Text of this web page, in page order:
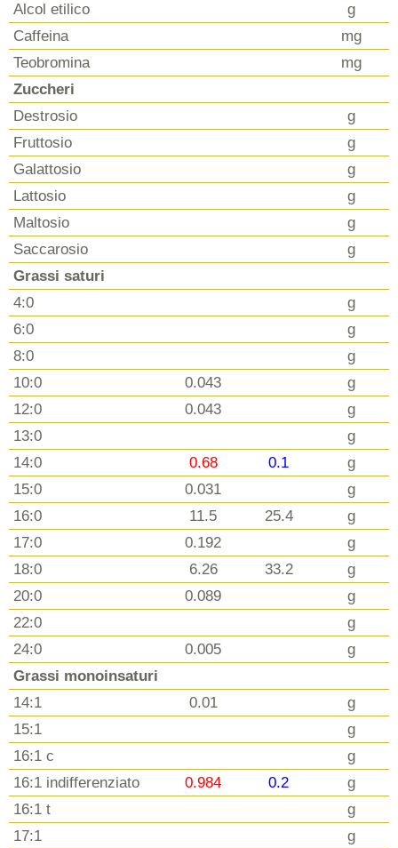
Alcol etilico
g
Caffeina
mg
Teobromina
mg
Zuccheri
Destrosio
g
Fruttosio
g
Galattosio
g
Lattosio
g
Maltosio
g
Saccarosio
g
Grassi saturi
4:0
g
6:0
g
8:0
g
10:0
0.043
g
12:0
0.043
g
13:0
g
14:0
0.68 0.1
g
15:0
0.031
g
16:0
11.5 25.4
g
17:0
0.192
g
18:0
6.26 33.2
g
20:0
0.089
g
22:0
g
24:0
0.005
g
Grassi monoinsaturi
14:1
0.01
g
15:1
g
16:1 c
g
16:1 indifferenziato
0.984 0.2
g
16:1 t
g
17:1
g